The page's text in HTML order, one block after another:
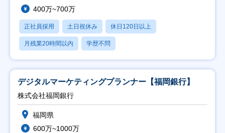
400万~700万
正社員採用 土日祝休み 休日120日以上
月残業20時間以内 学歴不問
デジタルマーケティングプランナー【福岡銀行】
株式会社福岡銀行
福岡県
600万~1000万